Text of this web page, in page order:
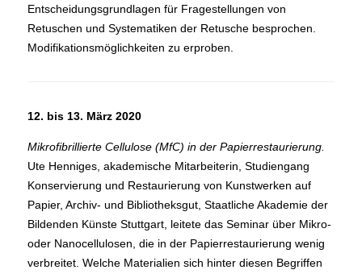
Entscheidungsgrundlagen für Fragestellungen von
Retuschen und Systematiken der Retusche besprochen.
Modifikationsmöglichkeiten zu erproben.
12. bis 13. März 2020
Mikrofibrillierte Cellulose (MfC) in der Papierrestaurierung.
Ute Henniges, akademische Mitarbeiterin, Studiengang
Konservierung und Restaurierung von Kunstwerken auf
Papier, Archiv- und Bibliotheksgut, Staatliche Akademie der
Bildenden Künste Stuttgart, leitete das Seminar über Mikro-
oder Nanocellulosen, die in der Papierrestaurierung wenig
verbreitet. Welche Materialien sich hinter diesen Begriffen